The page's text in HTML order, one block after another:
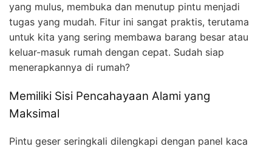
yang mulus, membuka dan menutup pintu menjadi
tugas yang mudah. Fitur ini sangat praktis, terutama
untuk kita yang sering membawa barang besar atau
keluar-masuk rumah dengan cepat. Sudah siap
menerapkannya di rumah?
Memiliki Sisi Pencahayaan Alami yang
Maksimal
Pintu geser seringkali dilengkapi dengan panel kaca